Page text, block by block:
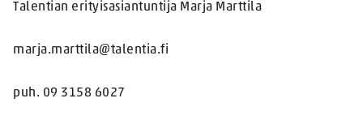
Talentian erityisasiantuntija Marja Marttila
marja.marttila@talentia.fi
puh. 09 3158 6027